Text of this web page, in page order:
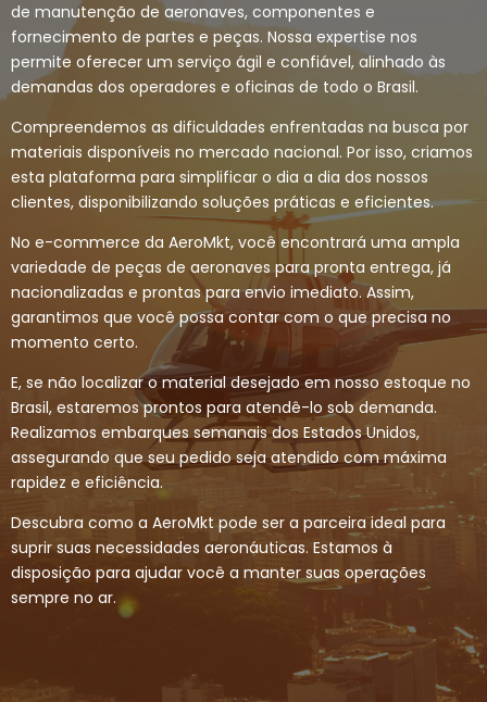
de manutenção de aeronaves, componentes e
fornecimento de partes e peças. Nossa expertise nos
permite oferecer um serviço ágil e confiável, alinhado às
demandas dos operadores e oficinas de todo o Brasil.
Compreendemos as dificuldades enfrentadas na busca por
materiais disponíveis no mercado nacional. Por isso, criamos
esta plataforma para simplificar o dia a dia dos nossos
clientes, disponibilizando soluções práticas e eficientes.
No e-commerce da AeroMkt, você encontrará uma ampla
variedade de peças de aeronaves para pronta entrega, já
nacionalizadas e prontas para envio imediato. Assim,
garantimos que você possa contar com o que precisa no
momento certo.
E, se não localizar o material desejado em nosso estoque no
Brasil, estaremos prontos para atendê-lo sob demanda.
Realizamos embarques semanais dos Estados Unidos,
assegurando que seu pedido seja atendido com máxima
rapidez e eficiência.
Descubra como a AeroMkt pode ser a parceira ideal para
suprir suas necessidades aeronáuticas. Estamos à
disposição para ajudar você a manter suas operações
sempre no ar.